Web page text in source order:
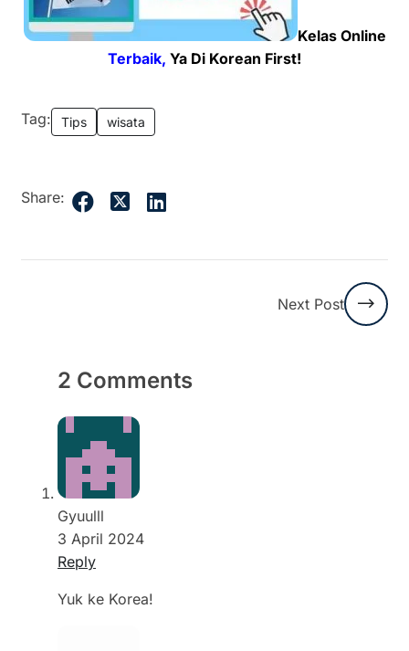
Kelas Online
Terbaik, Ya Di Korean First!
Tag: Tips wisata
Share:
Next Post
2 Comments
Gyuulll
3 April 2024
Reply
Yuk ke Korea!